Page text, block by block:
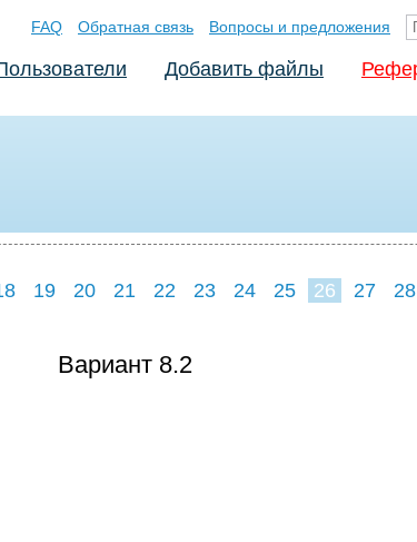
FAQ Обратная связь Вопросы и предложения
Добавить файлы
19 20 21 22 23 24 25 26 27 28
Вариант 8.2